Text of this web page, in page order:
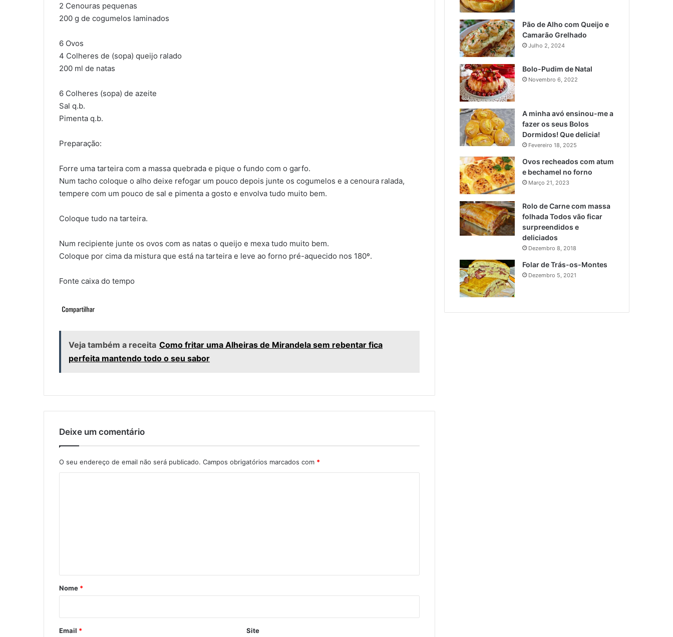
2 Cenouras pequenas
200 g de cogumelos laminados
6 Ovos
4 Colheres de (sopa) queijo ralado
200 ml de natas
6 Colheres (sopa) de azeite
Sal q.b.
Pimenta q.b.
Preparação:
Forre uma tarteira com a massa quebrada e pique o fundo com o garfo.
Num tacho coloque o alho deixe refogar um pouco depois junte os cogumelos e a cenoura ralada,
tempere com um pouco de sal e pimenta a gosto e envolva tudo muito bem.
Coloque tudo na tarteira.
Num recipiente junte os ovos com as natas o queijo e mexa tudo muito bem.
Coloque por cima da mistura que está na tarteira e leve ao forno pré-aquecido nos 180º.
Fonte caixa do tempo
Veja também a receita Como fritar uma Alheiras de Mirandela sem rebentar fica
perfeita mantendo todo o seu sabor
Deixe um comentário
O seu endereço de email não será publicado. Campos obrigatórios marcados com *
r
*
Nome *
Email * Site
Pão de Alho com Queijo e
Camarão Grelhado
Julho 2, 2024
Bolo-Pudim de Natal
Novembro 6, 2022
A minha avó ensinou-me a
fazer os seus Bolos
Dormidos! Que delicia!
Fevereiro 18, 2025
Ovos recheados com atum
e bechamel no forno
Março 21, 2023
Rolo de Carne com massa
folhada Todos vão ficar
surpreendidos e
deliciados
Dezembro 8, 2018
Folar de Trás-os-Montes
Dezembro 5, 2021